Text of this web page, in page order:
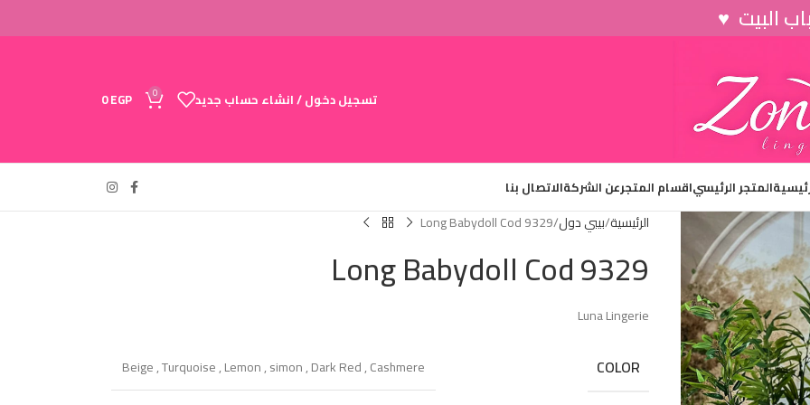
تسجيل دخول / انشاء حساب جديد 0
0EGP
المتجر الرئيسياقسام المتجرعن الشركةالاتصال بنا
الرئيسية بيبي دول Long Babydoll Cod 9329
Long Babydoll Cod 9329
Luna Lingerie
COLOR
Beige,Turquoise,Lemon,simon,Dark Red,Cashmere